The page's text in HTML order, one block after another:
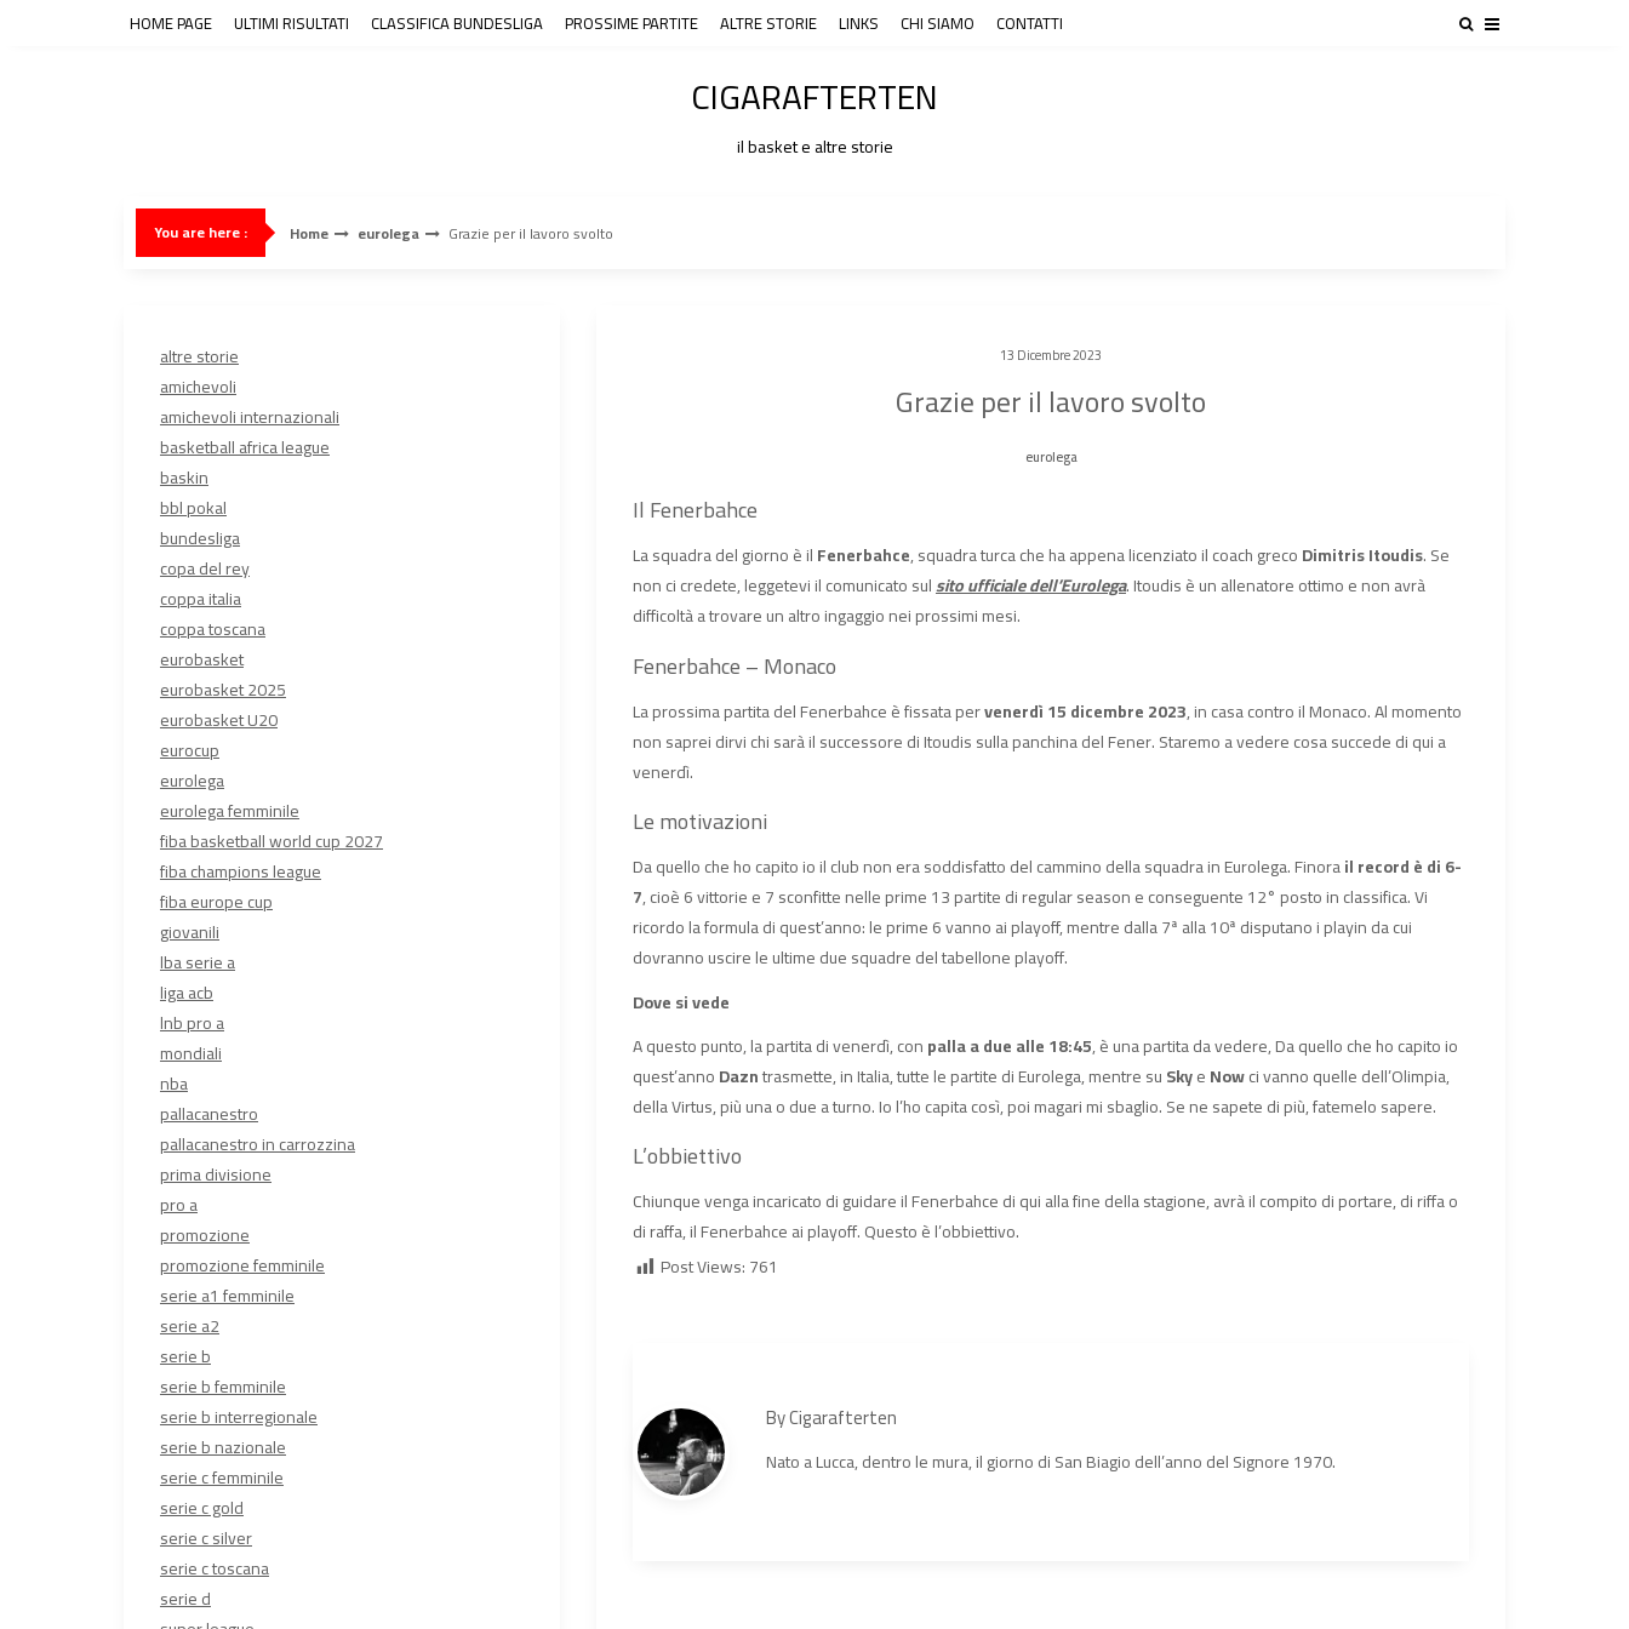
HOME PAGE ULTIMI RISULTATI CLASSIFICA BUNDESLIGA PROSSIME PARTITE ALTRE STORIE LINKS CHI SIAMO CONTATTI
CIGARAFTERTEN
il basket e altre storie
You are here : Home eurolega Grazie per il lavoro svolto
13 Dicembre 2023
Grazie per il lavoro svolto
eurolega
Il Fenerbahce
La squadra del giorno è ilFenerbahce, squadra turca che ha appena licenziato il coach grecoDimitris Itoudis. Se
non ci credete, leggetevi il comunicato sulsito ufficiale dell’Eurolega. Itoudis è un allenatore ottimo e non avrà
difficoltà a trovare un altro ingaggio nei prossimi mesi.
Fenerbahce – Monaco
La prossima partita del Fenerbahce è fissata pervenerdì 15 dicembre 2023, in casa contro il Monaco. Al momento
non saprei dirvi chi sarà il successore di Itoudis sulla panchina del Fener. Staremo a vedere cosa succede di qui a
venerdì.
Le motivazioni
Da quello che ho capito io il club non era soddisfatto del cammino della squadra in Eurolega. Finorail record è di 6-
7, cioè 6 vittorie e 7 sconfitte nelle prime 13 partite di regular season e conseguente 12° posto in classifica. Vi
ricordo la formula di quest’anno: le prime 6 vanno ai playoff, mentre dalla 7ª alla 10ª disputano i playin da cui
dovranno uscire le ultime due squadre del tabellone playoff.
Dove si vede
A questo punto, la partita di venerdì, conpalla a due alle 18:45, è una partita da vedere, Da quello che ho capito io
quest’annoDazntrasmette, in Italia, tutte le partite di Eurolega, mentre suSkyeNowci vanno quelle dell’Olimpia,
della Virtus, più una o due a turno. Io l’ho capita così, poi magari mi sbaglio. Se ne sapete di più, fatemelo sapere.
L’obbiettivo
Chiunque venga incaricato di guidare il Fenerbahce di qui alla fine della stagione, avrà il compito di portare, di riffa o
di raffa, il Fenerbahce ai playoff. Questo è l’obbiettivo.
Post Views:761
ByCigarafterten
Nato a Lucca, dentro le mura, il giorno di San Biagio dell’anno del Signore 1970.
altre storie
amichevoli
amichevoli internazionali
basketball africa league
baskin
bbl pokal
bundesliga
copa del rey
coppa italia
coppa toscana
eurobasket
eurobasket 2025
eurobasket U20
eurocup
eurolega
eurolega femminile
fiba basketball world cup 2027
fiba champions league
fiba europe cup
giovanili
lba serie a
liga acb
lnb pro a
mondiali
nba
pallacanestro
pallacanestro in carrozzina
prima divisione
pro a
promozione
promozione femminile
serie a1 femminile
serie a2
serie b
serie b femminile
serie b interregionale
serie b nazionale
serie c femminile
serie c gold
serie c silver
serie c toscana
serie d